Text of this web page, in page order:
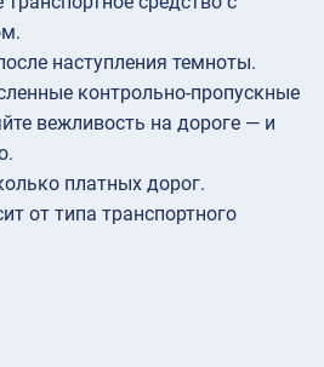
наступления темноты.
контрольно-пропускные
вежливость на дороге — и
платных дорог.
от типа транспортного